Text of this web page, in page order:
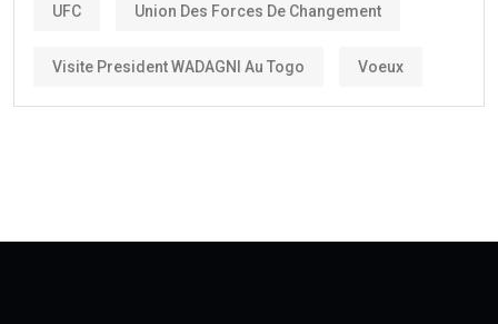
UFC Union Des Forces De Changement
Visite President WADAGNI Au Togo Voeux